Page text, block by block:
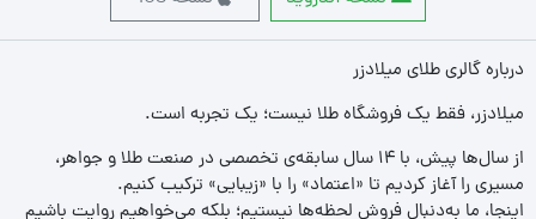
درباره گالری طلای میلادزر
میلادزر، فقط یک فروشگاه طلا نیست؛ یک تجربه‌ است.
از سال‌ها پیش، با ۱۴ سال سابقه‌ی تخصصی در صنعت طلا و جواهر،
مسیری را آغاز کردیم تا «اعتماد» را با «زیبایی» ترکیب کنیم.
اینجا، ما به‌دنبال فروش لحظه‌ها نیستیم؛ بلکه می‌خواهیم روایت باشیم